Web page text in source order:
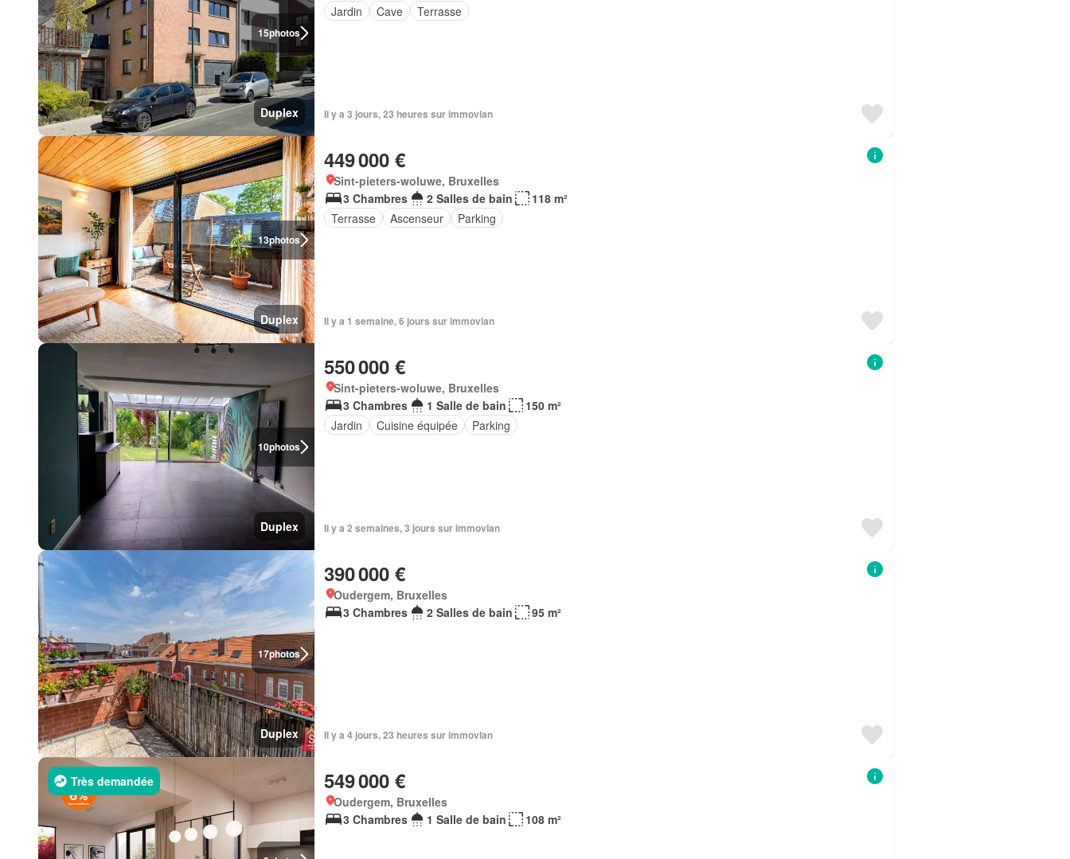
15photos
Duplex
Jardin
Cave Terrasse
Il y a 3 jours, 23 heures sur immovlan
13photos
Duplex
449 000 €
Sint-pieters-woluwe, Bruxelles
3 Chambres
2 Salles de bain
118 m²
Terrasse
Ascenseur Parking
Il y a 1 semaine, 6 jours sur immovlan
10photos
Duplex
550 000 €
Sint-pieters-woluwe, Bruxelles
3 Chambres
1 Salle de bain
150 m²
Jardin
Cuisine équipée Parking
Il y a 2 semaines, 3 jours sur immovlan
17photos
Duplex
390 000 €
Oudergem, Bruxelles
3 Chambres
2 Salles de bain 95 m²
Il y a 4 jours, 23 heures sur immovlan
Très demandée 549 000 €
Oudergem, Bruxelles
3 Chambres
1 Salle de bain 108 m²